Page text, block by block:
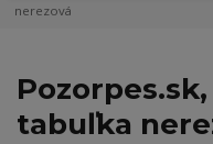
nerezová
tabuľka